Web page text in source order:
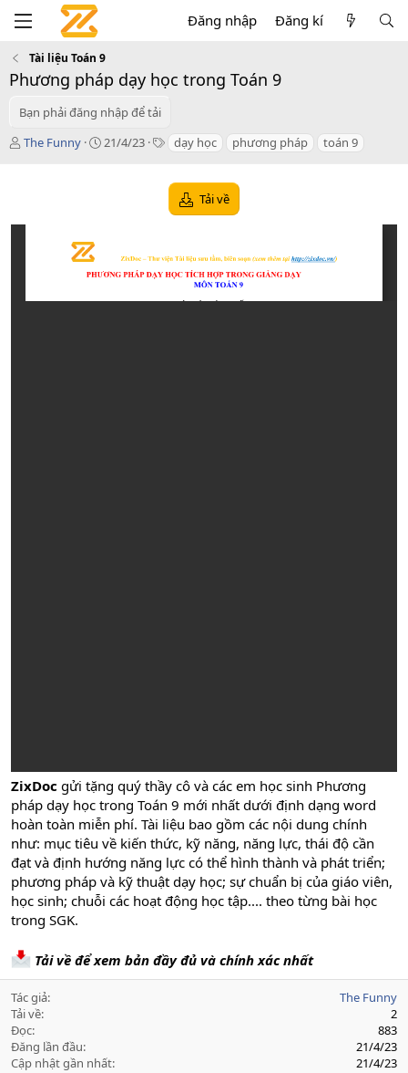
Đăng nhập Đăng kí
Tài liệu Toán 9
Phương pháp dạy học trong Toán 9
Bạn phải đăng nhập để tải
T
ả
The Funny
C
d
t
21/4/23
T
s
dạy học phương pháp toán 9
Tải về
ZixDoc gửi tặng quý thầy cô và các em học sinh Phương
pháp dạy học trong Toán 9 mới nhất dưới định dạng word
hoàn toàn miễn phí. Tài liệu bao gồm các nội dung chính
như: mục tiêu về kiến thức, kỹ năng, năng lực, thái độ cần
đạt và định hướng năng lực có thể hình thành và phát triển;
phương pháp và kỹ thuật dạy học; sự chuẩn bị của giáo viên,
học sinh; chuỗi các hoạt động học tập.... theo từng bài học
trong SGK.
Tải về để xem bản đầy đủ và chính xác nhất
Tác giả
The Funny
Tải về
2
Đọc
883
Đăng lần đầu
21/4/23
Cập nhật gần nhất
21/4/23